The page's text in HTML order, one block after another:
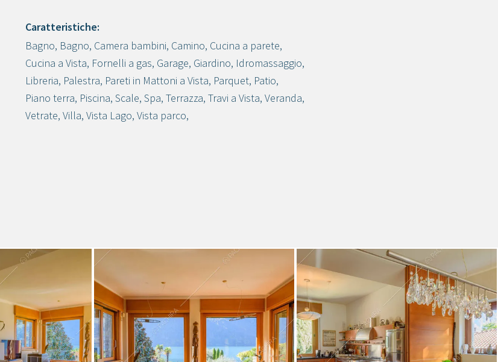
Crea progetto
Caratteristiche:
Bagno, Bagno, Camera bambini, Camino, Cucina a parete,
Cucina a Vista, Fornelli a gas, Garage, Giardino, Idromassaggio,
Libreria, Palestra, Pareti in Mattoni a Vista, Parquet, Patio,
Piano terra, Piscina, Scale, Spa, Terrazza, Travi a Vista, Veranda,
Vetrate, Villa, Vista Lago, Vista parco,